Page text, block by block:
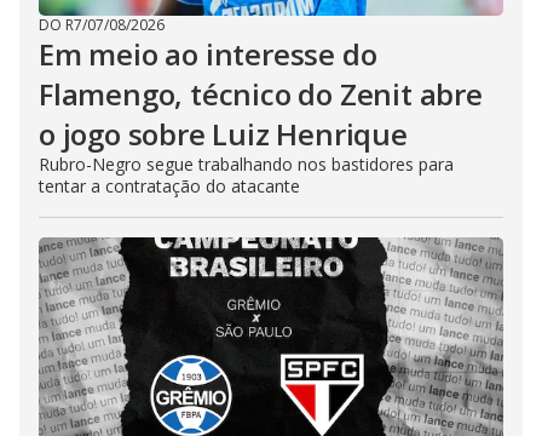
DO R7/07/08/2026
Em meio ao interesse do
Flamengo, técnico do Zenit abre
o jogo sobre Luiz Henrique
Rubro-Negro segue trabalhando nos bastidores para
tentar a contratação do atacante